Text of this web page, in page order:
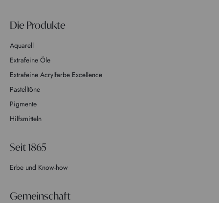
Die Produkte
Aquarell
Extrafeine Öle
Extrafeine Acrylfarbe Excellence
Pastelltöne
Pigmente
Hilfsmitteln
Seit 1865
Erbe und Know-how
Gemeinschaft